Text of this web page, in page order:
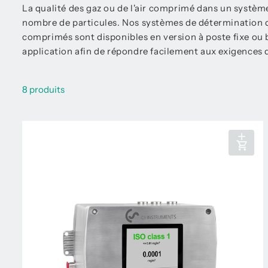
La qualité des gaz ou de l'air comprimé dans un
nombre de particules. Nos systèmes de détermination
comprimés sont disponibles en version à poste fixe
application afin de répondre facilement aux exigences
8 produits